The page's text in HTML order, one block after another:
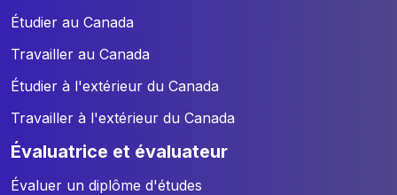
Étudier au Canada
Travailler au Canada
Étudier à l'extérieur du Canada
Travailler à l'extérieur du Canada
évaluatrice et évaluateur
Évaluer un diplôme d'études